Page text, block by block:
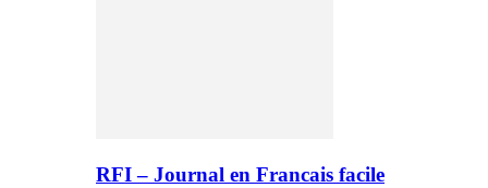
RFI – Journal en Francais facile